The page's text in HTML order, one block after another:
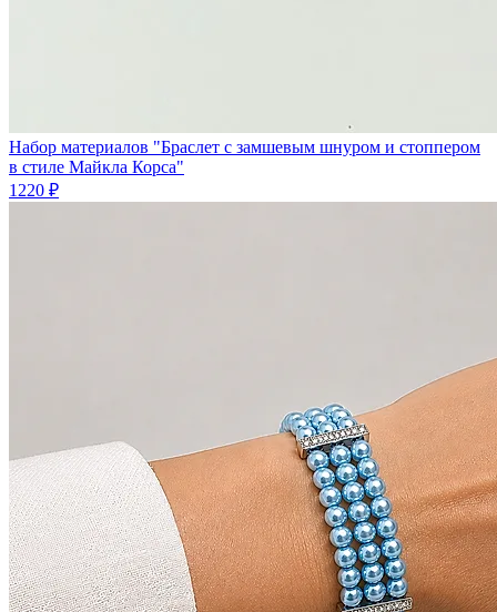
Набор материалов "Браслет с замшевым шнуром и стоппером
в стиле Майкла Корса"
1220 ₽